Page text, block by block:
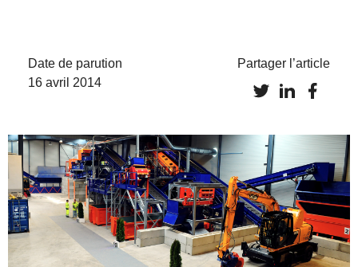
Date de parution
16 avril 2014
Partager l’article